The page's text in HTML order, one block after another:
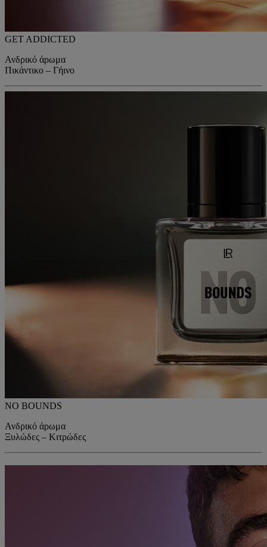
GET ADDICTED
Ανδρικό άρωμα
Πικάντικο – Γήινο
NO BOUNDS
Ανδρικό άρωμα
Ξυλώδες – Κιτρώδες